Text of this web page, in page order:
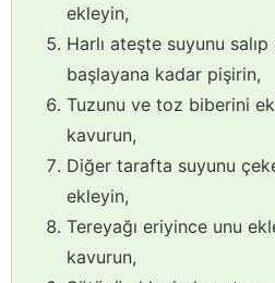
ekleyin,
Harlı ateşte suyunu
başlayana kadar pişirin,
Tuzunu ve toz biberini
kavurun,
Diğer tarafta suyunu
ekleyin,
Tereyağı eriyince unu
kavurun,